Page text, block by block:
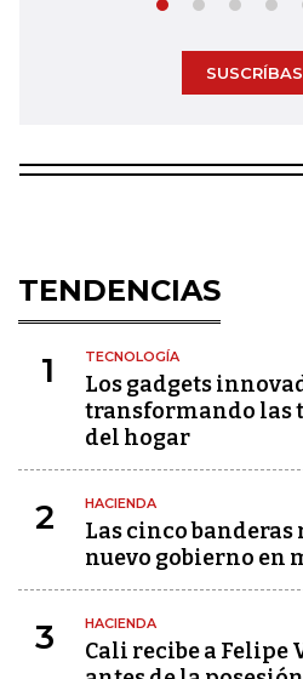
TENDENCIAS
1 TECNOLOGÍA
Los gadgets
transformando las
del hogar
2 HACIENDA
Las cinco banderas
nuevo gobierno en
3 HACIENDA
Cali recibe a Felipe